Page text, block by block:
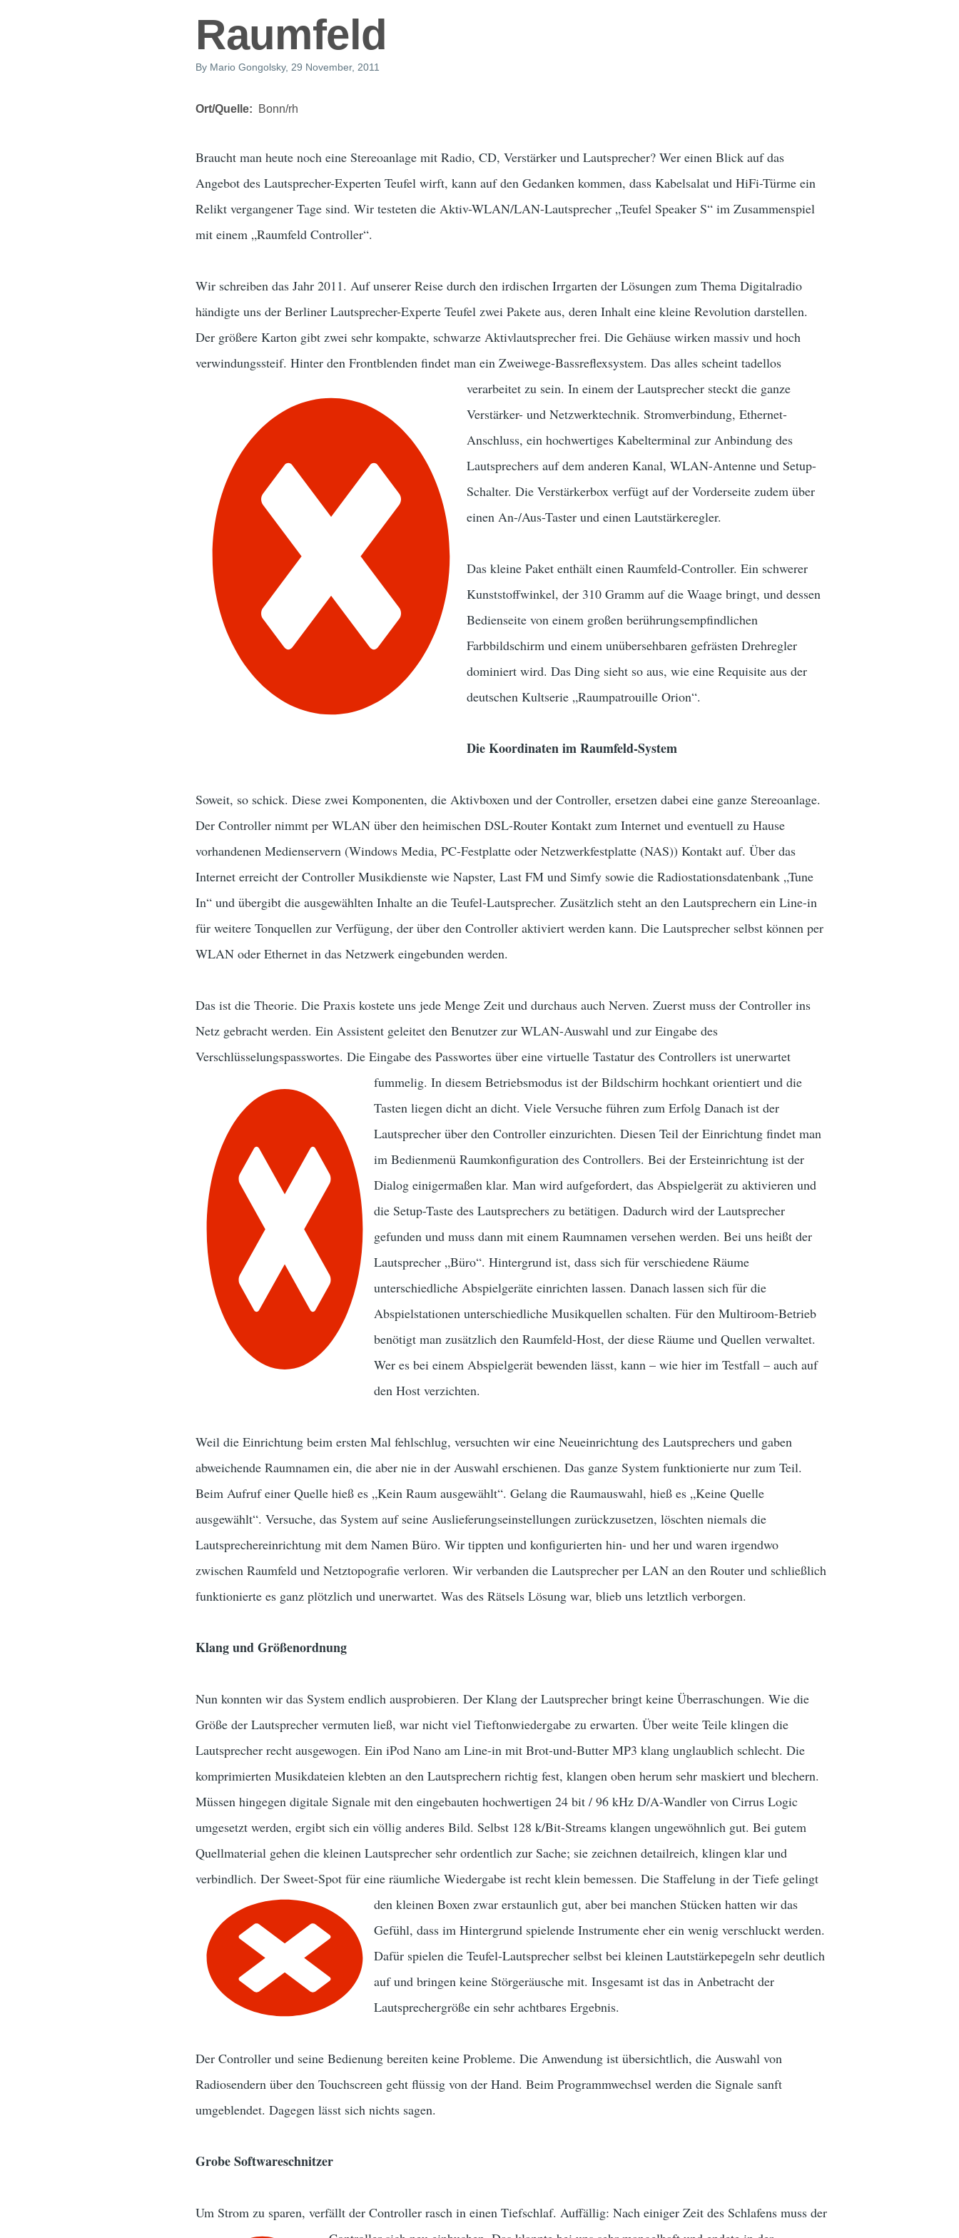
Raumfeld
By Mario Gongolsky, 29 November, 2011
Ort/Quelle Bonn/rh
Braucht man heute noch eine Stereoanlage mit Radio, CD, Verstärker und Lautsprecher? Wer einen Blick auf das
Angebot des Lautsprecher-Experten Teufel wirft, kann auf den Gedanken kommen, dass Kabelsalat und HiFi-Türme ein
Relikt vergangener Tage sind. Wir testeten die Aktiv-WLAN/LAN-Lautsprecher „Teufel Speaker S“ im Zusammenspiel
mit einem „Raumfeld Controller“.
Wir schreiben das Jahr 2011. Auf unserer Reise durch den irdischen Irrgarten der Lösungen zum Thema Digitalradio
händigte uns der Berliner Lautsprecher-Experte Teufel zwei Pakete aus, deren Inhalt eine kleine Revolution darstellen.
Der größere Karton gibt zwei sehr kompakte, schwarze Aktivlautsprecher frei. Die Gehäuse wirken massiv und hoch
verwindungssteif. Hinter den Frontblenden findet man ein Zweiwege-Bassreflexsystem. Das alles scheint tadellos
verarbeitet zu sein. In einem der Lautsprecher steckt die ganze
Verstärker- und Netzwerktechnik. Stromverbindung, Ethernet-
Anschluss, ein hochwertiges Kabelterminal zur Anbindung des
Lautsprechers auf dem anderen Kanal, WLAN-Antenne und Setup-
Schalter. Die Verstärkerbox verfügt auf der Vorderseite zudem über
einen An-/Aus-Taster und einen Lautstärkeregler.
Das kleine Paket enthält einen Raumfeld-Controller. Ein schwerer
Kunststoffwinkel, der 310 Gramm auf die Waage bringt, und dessen
Bedienseite von einem großen berührungsempfindlichen
Farbbildschirm und einem unübersehbaren gefrästen Drehregler
dominiert wird. Das Ding sieht so aus, wie eine Requisite aus der
deutschen Kultserie „Raumpatrouille Orion“.
Die Koordinaten im Raumfeld-System
Soweit, so schick. Diese zwei Komponenten, die Aktivboxen und der Controller, ersetzen dabei eine ganze Stereoanlage.
Der Controller nimmt per WLAN über den heimischen DSL-Router Kontakt zum Internet und eventuell zu Hause
vorhandenen Medienservern (Windows Media, PC-Festplatte oder Netzwerkfestplatte (NAS)) Kontakt auf. Über das
Internet erreicht der Controller Musikdienste wie Napster, Last FM und Simfy sowie die Radiostationsdatenbank „Tune
In“ und übergibt die ausgewählten Inhalte an die Teufel-Lautsprecher. Zusätzlich steht an den Lautsprechern ein Line-in
für weitere Tonquellen zur Verfügung, der über den Controller aktiviert werden kann. Die Lautsprecher selbst können per
WLAN oder Ethernet in das Netzwerk eingebunden werden.
Das ist die Theorie. Die Praxis kostete uns jede Menge Zeit und durchaus auch Nerven. Zuerst muss der Controller ins
Netz gebracht werden. Ein Assistent geleitet den Benutzer zur WLAN-Auswahl und zur Eingabe des
Verschlüsselungspasswortes. Die Eingabe des Passwortes über eine virtuelle Tastatur des Controllers ist unerwartet
fummelig. In diesemBetriebsmodus ist der Bildschirm hochkant orientiert und die
Tasten liegen dicht an dicht. Viele Versuche führen zum Erfolg Danach ist der
Lautsprecher über den Controller einzurichten. Diesen Teil der Einrichtung findet man
im Bedienmenü Raumkonfiguration des Controllers. Bei der Ersteinrichtung ist der
Dialog einigermaßen klar. Man wird aufgefordert, das Abspielgerät zu aktivieren und
die Setup-Taste des Lautsprechers zu betätigen. Dadurch wird der Lautsprecher
gefunden und muss dann mit einem Raumnamen versehen werden. Bei uns heißt der
Lautsprecher „Büro“. Hintergrund ist, dass sich für verschiedene Räume
unterschiedliche Abspielgeräte einrichten lassen. Danach lassen sich für die
Abspielstationen unterschiedliche Musikquellen schalten. Für den Multiroom-Betrieb
benötigt man zusätzlich den Raumfeld-Host, der diese Räume und Quellen verwaltet.
Wer es bei einem Abspielgerät bewenden lässt, kann – wie hier im Testfall – auch auf
den Host verzichten.
Weil die Einrichtung beim ersten Mal fehlschlug, versuchten wir eine Neueinrichtung des Lautsprechers und gaben
abweichende Raumnamen ein, die aber nie in der Auswahl erschienen. Das ganze System funktionierte nur zum Teil.
Beim Aufruf einer Quelle hieß es „Kein Raum ausgewählt“. Gelang die Raumauswahl, hieß es „Keine Quelle
ausgewählt“. Versuche, das System auf seine Auslieferungseinstellungen zurückzusetzen, löschten niemals die
Lautsprechereinrichtung mit dem Namen Büro. Wir tippten und konfigurierten hin- und her und waren irgendwo
zwischen Raumfeld und Netztopografie verloren. Wir verbanden die Lautsprecher per LAN an den Router und schließlich
funktionierte es ganz plötzlich und unerwartet. Was des Rätsels Lösung war, blieb uns letztlich verborgen.
Klang und Größenordnung
Nun konnten wir das System endlich ausprobieren. Der Klang der Lautsprecher bringt keine Überraschungen. Wie die
Größe der Lautsprecher vermuten ließ, war nicht viel Tieftonwiedergabe zu erwarten. Über weite Teile klingen die
Lautsprecher recht ausgewogen. Ein iPod Nano am Line-in mit Brot-und-Butter MP3 klang unglaublich schlecht. Die
komprimierten Musikdateien klebten an den Lautsprechern richtig fest, klangen oben herum sehr maskiert und blechern.
Müssen hingegen digitale Signale mit den eingebauten hochwertigen 24 bit / 96 kHz D/A-Wandler von Cirrus Logic
umgesetzt werden, ergibt sich ein völlig anderes Bild. Selbst 128 k/Bit-Streams klangen ungewöhnlich gut. Bei gutem
Quellmaterial gehen die kleinen Lautsprecher sehr ordentlich zur Sache; sie zeichnen detailreich, klingen klar und
verbindlich. Der Sweet-Spot für eine räumliche Wiedergabe ist recht klein bemessen. Die Staffelung in der Tiefe gelingt
den kleinen Boxen zwar erstaunlich gut, aber bei manchen Stücken hatten wir das
Gefühl, dass im Hintergrund spielende Instrumente eher ein wenig verschluckt werden.
Dafür spielen die Teufel-Lautsprecher selbst bei kleinen Lautstärkepegeln sehr deutlich
auf und bringen keine Störgeräusche mit. Insgesamt ist das in Anbetracht der
Lautsprechergröße ein sehr achtbares Ergebnis.
Der Controller und seine Bedienung bereiten keine Probleme. Die Anwendung ist übersichtlich, die Auswahl von
Radiosendern über den Touchscreen geht flüssig von der Hand. Beim Programmwechsel werden die Signale sanft
umgeblendet. Dagegen lässt sich nichts sagen.
Grobe Softwareschnitzer
Um Strom zu sparen, verfällt der Controller rasch in einen Tiefschlaf. Auffällig: Nach einiger Zeit des Schlafens muss der